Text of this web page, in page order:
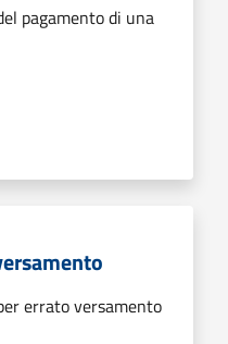
pagamento di una
errato versamento